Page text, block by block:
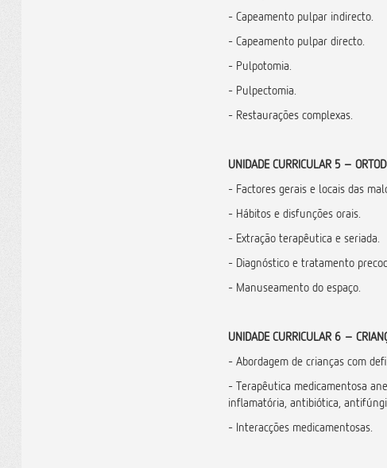
- Capeamento pulpar indirecto.
- Capeamento pulpar directo.
- Pulpotomia.
- Pulpectomia.
- Restaurações complexas.
UNIDADE CURRICULAR 5 –
- Factores gerais e locais das
- Hábitos e disfunções orais.
- Extração terapêutica e seriada.
- Diagnóstico e tratamento
- Manuseamento do espaço.
UNIDADE CURRICULAR 6 –
- Abordagem de crianças com
- Terapêutica medicamentosa
inflamatória, antibiótica,
- Interacções medicamentosas.